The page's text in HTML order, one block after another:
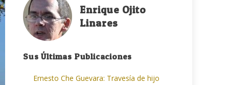
Enrique Ojito
Linares
Sus Últimas Publicaciones
Ernesto Che Guevara: Travesía de hijo